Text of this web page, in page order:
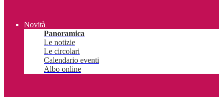
Novità
Panoramica
Le notizie
Le circolari
Calendario eventi
Albo online